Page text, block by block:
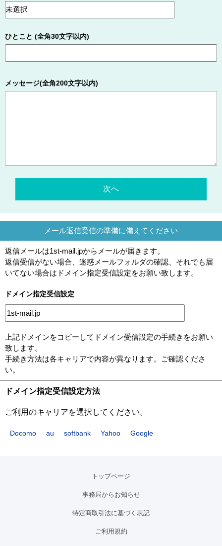
ひとこと (全角30文字以内)
メッセージ(全角200文字以内)
メール返信受信の準備に備えてください
返信メールは1st-mail.jpからメールが届きます。
返信受信がない場合、迷惑メールフォルダの確認、それでも届
いてない場合はドメイン指定受信設定をお願い致します。
ドメイン指定受信設定
上記ドメインをコピーしてドメイン受信設定の手続きをお願い
致します。
手続き方法は各キャリアで内容が異なります。ご確認くださ
い。
ドメイン指定受信設定方法
ご利用のキャリアを選択してください。
Docomo au softbank Yahoo Google
トップページ
事務局からお知らせ
特定商取引法に基づく表記
ご利用規約